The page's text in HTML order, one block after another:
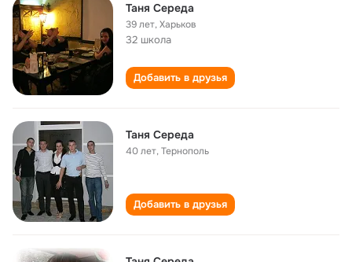
Таня Середа
39 лет,Харьков
32 школа
Добавить в друзья
Таня Середа
40 лет,Тернополь
Добавить в друзья